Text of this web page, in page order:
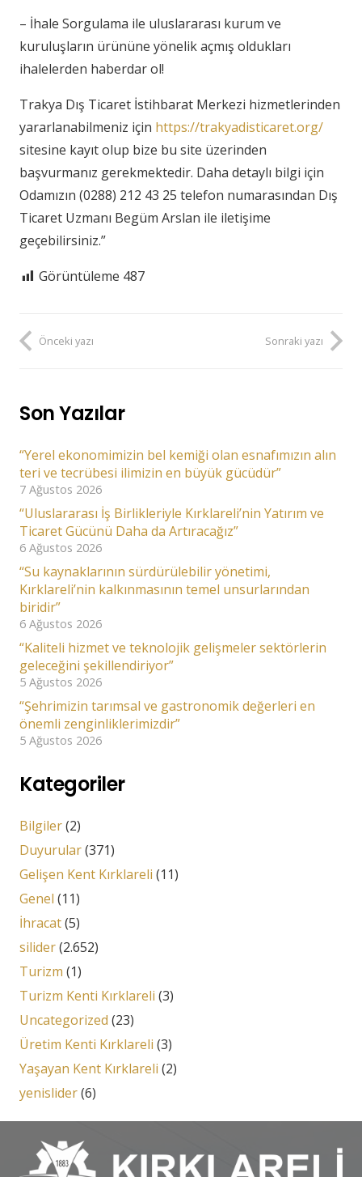
– İhale Sorgulama ile uluslararası kurum ve
kuruluşların ürününe yönelik açmış oldukları
ihalelerden haberdar ol!
Trakya Dış Ticaret İstihbarat Merkezi hizmetlerinden
yararlanabilmeniz için https://trakyadisticaret.org/
sitesine kayıt olup bize bu site üzerinden
başvurmanız gerekmektedir. Daha detaylı bilgi için
Odamızın (0288) 212 43 25 telefon numarasından Dış
Ticaret Uzmanı Begüm Arslan ile iletişime
geçebilirsiniz.”
Görüntüleme 487
Önceki yazı Sonraki yazı
Son Yazılar
“Yerel ekonomimizin bel kemiği olan esnafımızın alın
teri ve tecrübesi ilimizin en büyük gücüdür”
7 Ağustos 2026
“Uluslararası İş Birlikleriyle Kırklareli’nin Yatırım ve
Ticaret Gücünü Daha da Artıracağız”
6 Ağustos 2026
“Su kaynaklarının sürdürülebilir yönetimi,
Kırklareli’nin kalkınmasının temel unsurlarından
biridir”
6 Ağustos 2026
“Kaliteli hizmet ve teknolojik gelişmeler sektörlerin
geleceğini şekillendiriyor”
5 Ağustos 2026
“Şehrimizin tarımsal ve gastronomik değerleri en
önemli zenginliklerimizdir”
5 Ağustos 2026
Kategoriler
Bilgiler(2)
Duyurular(371)
Gelişen Kent Kırklareli (11)
Genel (11)
İhracat(5)
silider(2.652)
Turizm (1)
Turizm Kenti Kırklareli (3)
Uncategorized (23)
Üretim Kenti Kırklareli (3)
Yaşayan Kent Kırklareli (2)
yenislider(6)